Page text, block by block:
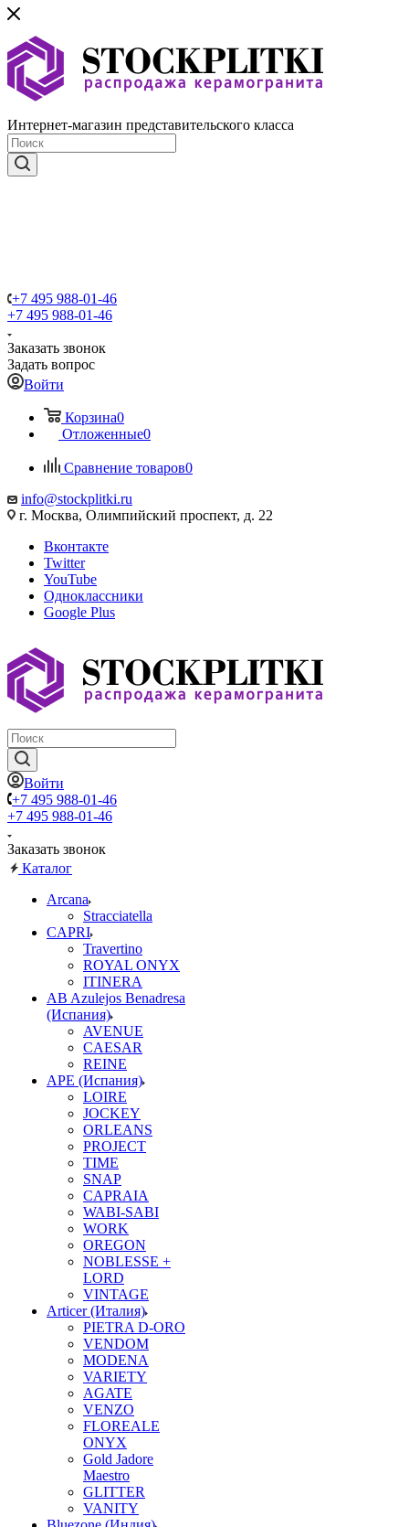
Интернет-магазин представительского класса
+7 495 988-01-46
+7 495 988-01-46
Заказать звонок
Задать вопрос
Войти
Корзина0
Отложенные0
Сравнение товаров0
info@stockplitki.ru
г. Москва, Олимпийский проспект, д. 22
Вконтакте
Twitter
YouTube
Одноклассники
Google Plus
Войти
+7 495 988-01-46
+7 495 988-01-46
Заказать звонок
Каталог
Arcana
Stracciatella
CAPRI
Travertino
ROYAL ONYX
ITINERA
AB Azulejos Benadresa
(Испания)
AVENUE
CAESAR
REINE
APE (Испания)
LOIRE
JOCKEY
ORLEANS
PROJECT
TIME
SNAP
CAPRAIA
WABI-SABI
WORK
OREGON
NOBLESSE +
LORD
VINTAGE
Articer (Италия)
PIETRA D-ORO
VENDOM
MODENA
VARIETY
AGATE
VENZO
FLOREALE
ONYX
Gold Jadore
Maestro
GLITTER
VANITY